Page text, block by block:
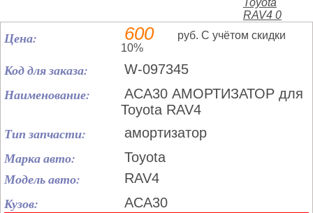
Цена: 600
руб. С учётом скидки
10%
Код для заказа: W-097345
Наименование:
ACA30 АМОРТИЗАТОР для
Toyota RAV4
Тип запчасти: амортизатор
Марка авто: Toyota
Модель авто: RAV4
Кузов: ACA30